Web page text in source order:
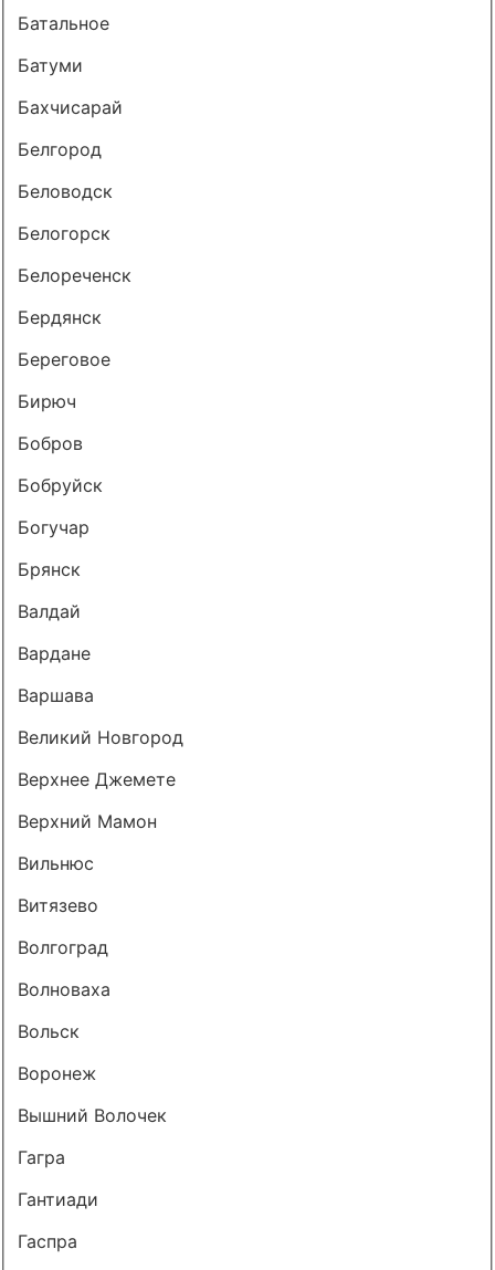
Батальное
Батуми
Бахчисарай
Белгород
Беловодск
Белогорск
Белореченск
Бердянск
Береговое
Бирюч
Бобров
Бобруйск
Богучар
Брянск
Валдай
Вардане
Варшава
Великий Новгород
Верхнее Джемете
Верхний Мамон
Вильнюс
Витязево
Волгоград
Волноваха
Вольск
Воронеж
Вышний Волочек
Гагра
Гантиади
Гаспра